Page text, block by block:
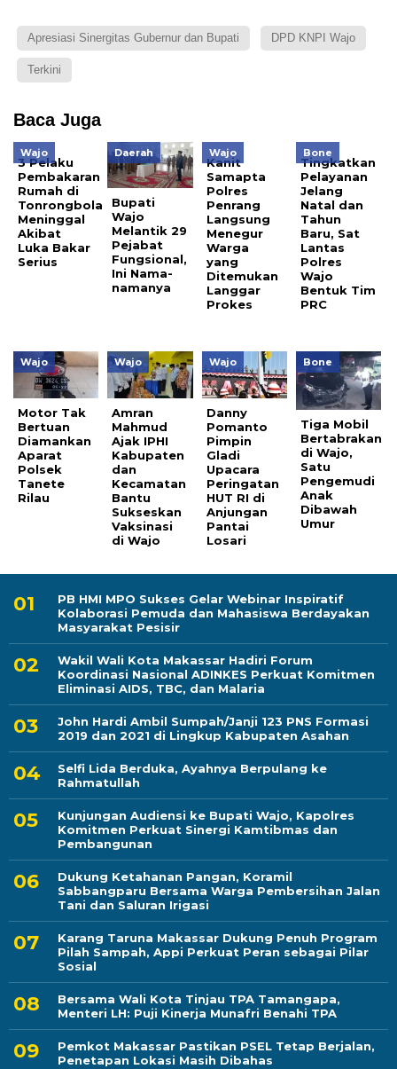
Apresiasi Sinergitas Gubernur dan Bupati DPD KNPI Wajo
Terkini
Baca Juga
Wajo
3 Pelaku
Pembakaran
Rumah di
Tonrongbola
Meninggal
Akibat
Luka Bakar
Serius
Daerah
Bupati
Wajo
Melantik 29
Pejabat
Fungsional,
Ini Nama-
namanya
Wajo
Kanit
Samapta
Polres
Penrang
Langsung
Menegur
Warga
yang
Ditemukan
Langgar
Prokes
Bone
Tingkatkan
Pelayanan
Jelang
Natal dan
Tahun
Baru, Sat
Lantas
Polres
Wajo
Bentuk Tim
PRC
Wajo
Motor Tak
Bertuan
Diamankan
Aparat
Polsek
Tanete
Rilau
Wajo
Amran
Mahmud
Ajak IPHI
Kabupaten
dan
Kecamatan
Bantu
Sukseskan
Vaksinasi
di Wajo
Wajo
Danny
Pomanto
Pimpin
Gladi
Upacara
Peringatan
HUT RI di
Anjungan
Pantai
Losari
Bone
Tiga Mobil
Bertabrakan
di Wajo,
Satu
Pengemudi
Anak
Dibawah
Umur
PB HMI MPO Sukses Gelar Webinar Inspiratif
Kolaborasi Pemuda dan Mahasiswa Berdayakan
Masyarakat Pesisir
Wakil Wali Kota Makassar Hadiri Forum
Koordinasi Nasional ADINKES Perkuat Komitmen
Eliminasi AIDS, TBC, dan Malaria
John Hardi Ambil Sumpah/Janji 123 PNS Formasi
2019 dan 2021 di Lingkup Kabupaten Asahan
Selfi Lida Berduka, Ayahnya Berpulang ke
Rahmatullah
Kunjungan Audiensi ke Bupati Wajo, Kapolres
Komitmen Perkuat Sinergi Kamtibmas dan
Pembangunan
Dukung Ketahanan Pangan, Koramil
Sabbangparu Bersama Warga Pembersihan Jalan
Tani dan Saluran Irigasi
Karang Taruna Makassar Dukung Penuh Program
Pilah Sampah, Appi Perkuat Peran sebagai Pilar
Sosial
Bersama Wali Kota Tinjau TPA Tamangapa,
Menteri LH: Puji Kinerja Munafri Benahi TPA
Pemkot Makassar Pastikan PSEL Tetap Berjalan,
Penetapan Lokasi Masih Dibahas